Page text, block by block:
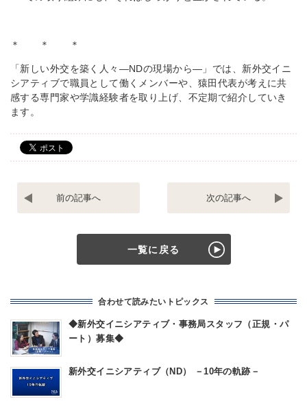
＊ ＊ ＊
「新しい外交を築く人々―NDの現場から―」では、新外交イニ
シアティブで職員として働くメンバーや、猿田代表が考えに共
感する専門家や学識経験者を取り上げ、不定期で紹介していき
ます。
2026
田
定
（東
京
郊
◆
交
イ
ニ
ブ・
ス
一覧に戻る
合わせて読みたいトピックス
◆新外交イニシアティブ・事務局スタッフ（正規・パ
ート）募集◆
新外交イニシアティブ（ND） －10年の軌跡－